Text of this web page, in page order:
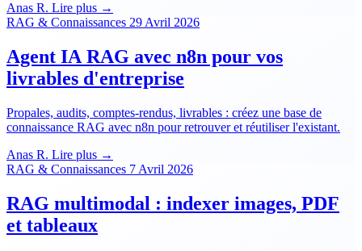
Anas R. Lire plus →
RAG & Connaissances 29 Avril 2026
Agent IA RAG avec n8n pour vos
livrables d'entreprise
Propales, audits, comptes-rendus, livrables : créez une base de
connaissance RAG avec n8n pour retrouver et réutiliser l'existant.
Anas R. Lire plus →
RAG & Connaissances 7 Avril 2026
RAG multimodal : indexer images, PDF
et tableaux